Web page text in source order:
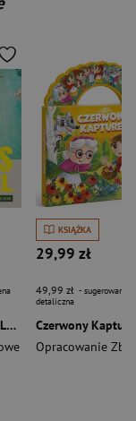
365 Days of Travel. Lonely Planet
KSIĄŻKA
29,99 zł
49,99 zł - sugerowana
detaliczna
Czerwony
Opracowanie